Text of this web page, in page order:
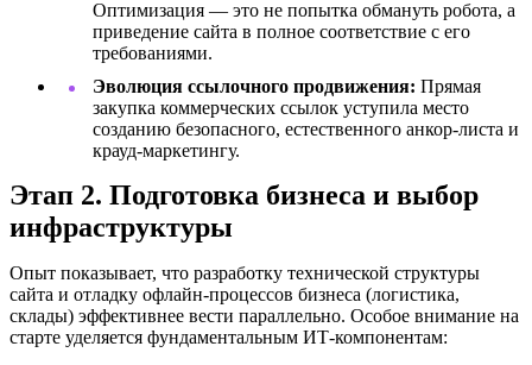
Оптимизация — это не попытка обмануть робота, а
приведение сайта в полное соответствие с его
требованиями.
Эволюция ссылочного продвижения: Прямая
закупка коммерческих ссылок уступила место
созданию безопасного, естественного анкор-листа и
крауд-маркетингу.
Этап 2. Подготовка бизнеса и выбор
инфраструктуры
Опыт показывает, что разработку технической структуры
сайта и отладку офлайн-процессов бизнеса (логистика,
склады) эффективнее вести параллельно. Особое внимание на
старте уделяется фундаментальным ИТ-компонентам: